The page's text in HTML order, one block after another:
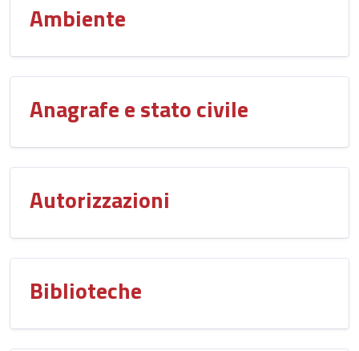
Ambiente
Anagrafe e stato civile
Autorizzazioni
Biblioteche